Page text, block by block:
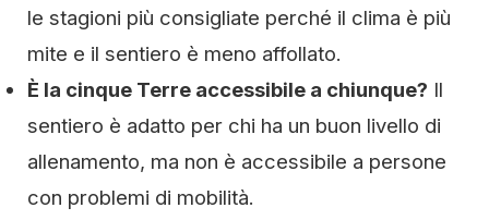
le stagioni più consigliate perché il clima è più
mite e il sentiero è meno affollato.
È la cinque Terre accessibile a chiunque? Il
sentiero è adatto per chi ha un buon livello di
allenamento, ma non è accessibile a persone
con problemi di mobilità.